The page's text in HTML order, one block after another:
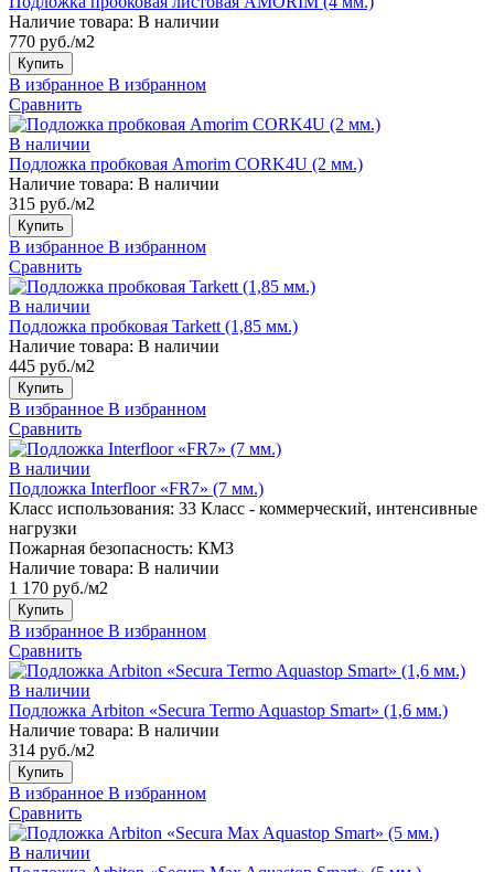
Наличие товара: В наличии
770 руб./м2
Купить
В избранное В избранном
Сравнить
В наличии
Подложка пробковая Amorim CORK4U (2 мм.)
Наличие товара: В наличии
315 руб./м2
Купить
В избранное В избранном
Сравнить
В наличии
Подложка пробковая Tarkett (1,85 мм.)
Наличие товара: В наличии
445 руб./м2
Купить
В избранное В избранном
Сравнить
В наличии
Подложка Interfloor «FR7» (7 мм.)
Класс использования: 33 Класс - коммерческий, интенсивные
нагрузки
Пожарная безопасность: КМ3
Наличие товара: В наличии
1 170 руб./м2
Купить
В избранное В избранном
Сравнить
В наличии
Подложка Arbiton «Secura Termo Aquastop Smart» (1,6 мм.)
Наличие товара: В наличии
314 руб./м2
Купить
В избранное В избранном
Сравнить
В наличии